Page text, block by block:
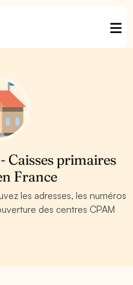
Caisses primaires
France
les adresses, les numéros
des centres CPAM